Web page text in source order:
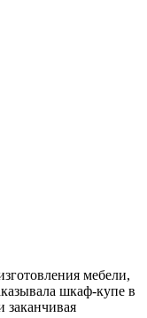
мебели,
шкаф-купе в
заканчивая